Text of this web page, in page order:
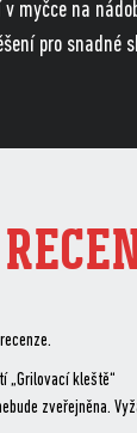
myčce na
pro snadné
„Grilovací kleště“
zveřejněna.